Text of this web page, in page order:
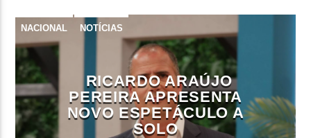
FAIXA ATUAL
TÍTULO
ARTISTA
NACIONAL NOTÍCIAS
RICARDO ARAÚJO
PEREIRA APRESENTA
NOVO ESPETÁCULO A
SOLO